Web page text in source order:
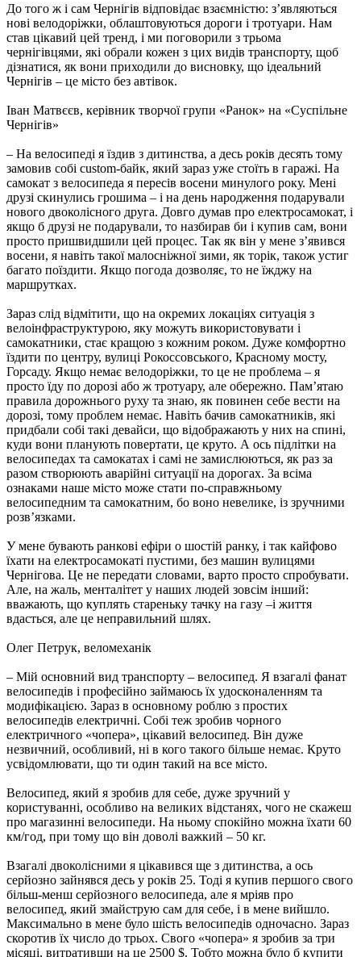
До того ж і сам Чернігів відповідає взаємністю: з’являються
нові велодоріжки, облаштовуються дороги і тротуари. Нам
став цікавий цей тренд, і ми поговорили з трьома
чернігівцями, які обрали кожен з цих видів транспорту, щоб
дізнатися, як вони приходили до висновку, що ідеальний
Чернігів – це місто без автівок.
Іван Матвєєв, керівник творчої групи «Ранок» на «Суспільне
Чернігів»
– На велосипеді я їздив з дитинства, а десь років десять тому
замовив собі custom-байк, який зараз уже стоїть в гаражі. На
самокат з велосипеда я пересів восени минулого року. Мені
друзі скинулись грошима – і на день народження подарували
нового двоколісного друга. Довго думав про електросамокат, і
якщо б друзі не подарували, то назбирав би і купив сам, вони
просто пришвидшили цей процес. Так як він у мене з’явився
восени, я навіть такої малосніжної зими, як торік, також устиг
багато поїздити. Якщо погода дозволяє, то не їжджу на
маршрутках.
Зараз слід відмітити, що на окремих локаціях ситуація з
велоінфраструктурою, яку можуть використовувати і
самокатники, стає кращою з кожним роком. Дуже комфортно
їздити по центру, вулиці Рокоссовського, Красному мосту,
Горсаду. Якщо немає велодоріжки, то це не проблема – я
просто їду по дорозі або ж тротуару, але обережно. Пам’ятаю
правила дорожнього руху та знаю, як повинен себе вести на
дорозі, тому проблем немає. Навіть бачив самокатників, які
придбали собі такі девайси, що відображають у них на спині,
куди вони планують повертати, це круто. А ось підлітки на
велосипедах та самокатах і самі не замислюються, як раз за
разом створюють аварійні ситуації на дорогах. За всіма
ознаками наше місто може стати по-справжньому
велосипедним та самокатним, бо воно невелике, із зручними
розв’язками.
У мене бувають ранкові ефіри о шостій ранку, і так кайфово
їхати на електросамокаті пустими, без машин вулицями
Чернігова. Це не передати словами, варто просто спробувати.
Але, на жаль, менталітет у наших людей зовсім інший:
вважають, що куплять стареньку тачку на газу –і життя
вдасться, але це неправильний шлях.
Олег Петрук, веломеханік
– Мій основний вид транспорту – велосипед. Я взагалі фанат
велосипедів і професійно займаюсь їх удосконаленням та
модифікацією. Зараз в основному роблю з простих
велосипедів електричні. Собі теж зробив чорного
електричного «чопера», цікавий велосипед. Він дуже
незвичний, особливий, ні в кого такого більше немає. Круто
усвідомлювати, що ти один такий на все місто.
Велосипед, який я зробив для себе, дуже зручний у
користуванні, особливо на великих відстанях, чого не скажеш
про магазинні велосипеди. На ньому спокійно можна їхати 60
км/год, при тому що він доволі важкий – 50 кг.
Взагалі двоколісними я цікавився ще з дитинства, а ось
серйозно зайнявся десь у років 25. Тоді я купив першого свого
більш-менш серйозного велосипеда, але я мріяв про
велосипед, який змайструю сам для себе, і в мене вийшло.
Максимально в мене було шість велосипедів одночасно. Зараз
скоротив їх число до трьох. Свого «чопера» я зробив за три
місяці, витративши на це 2500 $. Тобто можна було б купити